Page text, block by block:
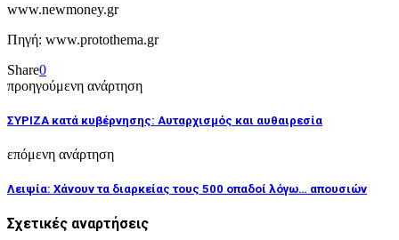
www.newmoney.gr
Πηγή: www.protothema.gr
Share0
προηγούμενη ανάρτηση
ΣΥΡΙΖΑ κατά κυβέρνησης: Αυταρχισμός και αυθαιρεσία
επόμενη ανάρτηση
Λειψία: Χάνουν τα διαρκείας τους 500 οπαδοί λόγω… απουσιών
Σχετικές αναρτήσεις